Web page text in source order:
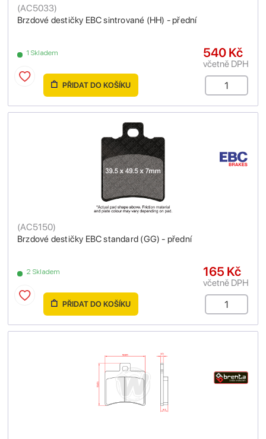
Brzdové destičky EBC sintrované (HH) - přední
(AC5033)
1 Skladem 540 Kč
včetně DPH
PŘIDAT DO KOŠÍKU
Brzdové destičky EBC standard (GG) - přední
(AC5150)
2 Skladem 165 Kč
včetně DPH
PŘIDAT DO KOŠÍKU